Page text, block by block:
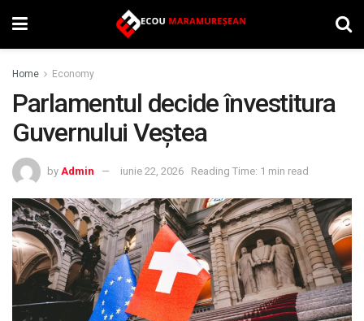
Home Economy
Parlamentul decide învestitura
Guvernului Veştea
by Admin iunie 22, 2026 Reading Time: 1 min read